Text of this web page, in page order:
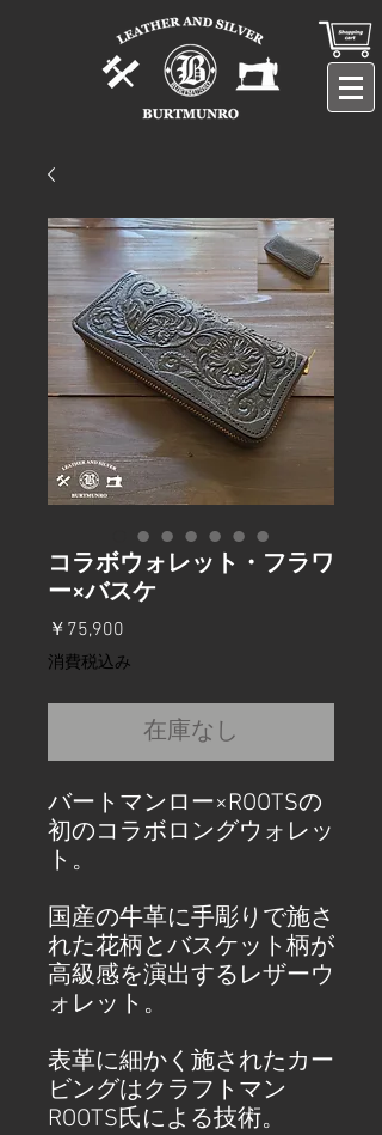
コラボウォレット・フラワ
ー×バスケ
￥75,900
格
消費税込み
在庫なし
バートマンロー×ROOTSの
初のコラボロングウォレッ
ト。
国産の牛革に手彫りで施さ
れた花柄とバスケット柄が
高級感を演出するレザーウ
ォレット。
表革に細かく施されたカー
ビングはクラフトマン
ROOTS氏による技術。